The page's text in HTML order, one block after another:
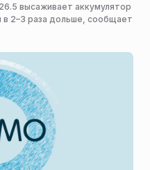
высаживает аккумулятор
в 2–3 раза дольше, сообщает